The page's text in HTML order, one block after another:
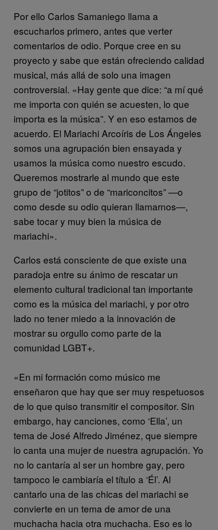
Por ello Carlos Samaniego llama a
escucharlos primero, antes que verter
comentarios de odio. Porque cree en su
proyecto y sabe que están ofreciendo calidad
musical, más allá de solo una imagen
controversial. «Hay gente que dice: “a mí qué
me importa con quién se acuesten, lo que
importa es la música”. Y en eso estamos de
acuerdo. El Mariachi Arcoíris de Los Ángeles
somos una agrupación bien ensayada y
usamos la música como nuestro escudo.
Queremos mostrarle al mundo que este
grupo de “jotitos” o de “mariconcitos” —o
como desde su odio quieran llamarnos—,
sabe tocar y muy bien la música de
mariachi».
Carlos está consciente de que existe una
paradoja entre su ánimo de rescatar un
elemento cultural tradicional tan importante
como es la música del mariachi, y por otro
lado no tener miedo a la innovación de
mostrar su orgullo como parte de la
comunidad LGBT+.
«En mi formación como músico me
enseñaron que hay que ser muy respetuosos
de lo que quiso transmitir el compositor. Sin
embargo, hay canciones, como ‘Ella’, un
tema de José Alfredo Jiménez, que siempre
lo canta una mujer de nuestra agrupación. Yo
no lo cantaría al ser un hombre gay, pero
tampoco le cambiaría el título a ‘Él’. Al
cantarlo una de las chicas del mariachi se
convierte en un tema de amor de una
muchacha hacia otra muchacha. Eso es lo